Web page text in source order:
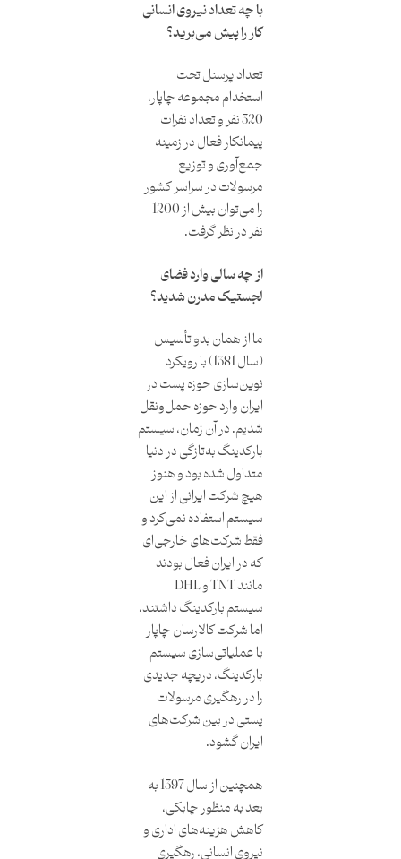
با چه تعداد نیروی انسانی
کار را پیش می‌برید؟
تعداد پرسنل تحت
استخدام مجموعه چاپار،
320 نفر و تعداد نفرات
پیمانکار فعال در زمینه
جمع‌آوری و توزیع
مرسولات در سراسر کشور
را می‌توان بیش از 1200
نفر در نظر گرفت.
از چه سالی وارد فضای
لجستیک مدرن شدید؟
ما از همان بدو تأسیس
(سال 1381) با رویکرد
نوین‌سازی حوزه پست در
ایران وارد حوزه حمل‌و‌نقل
شدیم. در آن زمان، سیستم
بارکدینگ به‌تازگی در دنیا
متداول شده بود و هنوز
هیچ شرکت ایرانی از این
سیستم استفاده نمی‌کرد و
فقط شرکت‌های خارجی‌ای
که در ایران فعال بودند
مانند TNT و DHL
سیستم بارکدینگ داشتند،
اما شرکت کالارسان چاپار
با عملیاتی‌سازی سیستم
بارکدینگ، دریچه جدیدی
را در رهگیری مرسولات
پستی در بین شرکت‌های
ایران گشود.
همچنین از سال 1397 به
بعد به منظور چابکی،
کاهش هزینه‌های اداری و
نیروی انسانی، رهگیری